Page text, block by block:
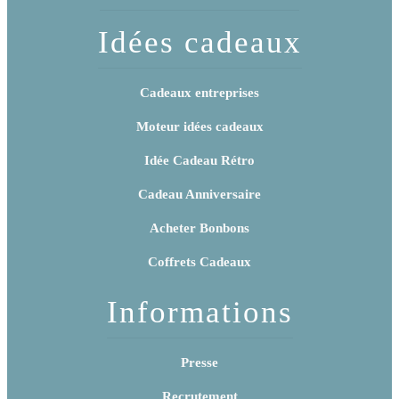
Idées cadeaux
Cadeaux entreprises
Moteur idées cadeaux
Idée Cadeau Rétro
Cadeau Anniversaire
Acheter Bonbons
Coffrets Cadeaux
Informations
Presse
Recrutement